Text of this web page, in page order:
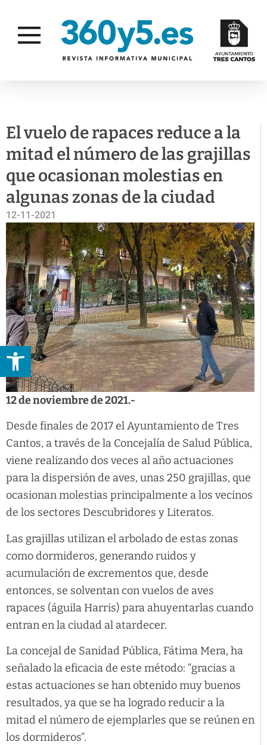
Abrir barra de herramientas
El vuelo de rapaces reduce a la
mitad el número de las grajillas
que ocasionan molestias en
algunas zonas de la ciudad
12-11-2021
12 de noviembre de 2021.-
Desde finales de 2017 el Ayuntamiento de Tres
Cantos, a través de la Concejalía de Salud Pública,
viene realizando dos veces al año actuaciones
para la dispersión de aves, unas 250 grajillas, que
ocasionan molestias principalmente a los vecinos
de los sectores Descubridores y Literatos.
Las grajillas utilizan el arbolado de estas zonas
como dormideros, generando ruidos y
acumulación de excrementos que, desde
entonces, se solventan con vuelos de aves
rapaces (águila Harris) para ahuyentarlas cuando
entran en la ciudad al atardecer.
La concejal de Sanidad Pública, Fátima Mera, ha
señalado la eficacia de este método: “gracias a
estas actuaciones se han obtenido muy buenos
resultados, ya que se ha logrado reducir a la
mitad el número de ejemplarles que se reúnen en
los dormideros”.